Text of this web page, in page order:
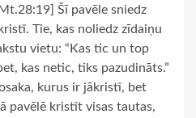
Šī pavēle sniedz
Tie, kas noliedz zīdaiņu
vietu: “Kas tic un top
kas netic, tiks pazudināts.”
kurus ir jākristī, bet
pavēlē kristīt visas tautas,